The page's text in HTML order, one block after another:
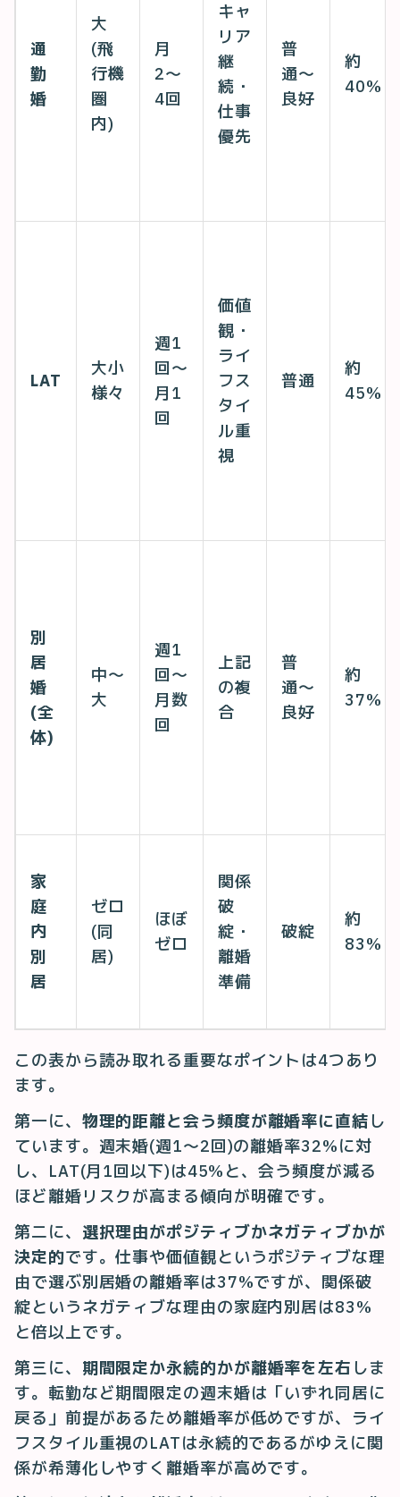
通
勤
婚
大
(飛
行機
圏
内)
月
2〜
4回
キャ
リア
継
続・
仕事
優先
普
通〜
良好
約
40%
LAT
大小
様々
週1
回〜
月1
回
価値
観・
ライ
フス
タイ
ル重
視
普通
約
45%
別
居
婚
(全
体)
中〜
大
週1
回〜
月数
回
上記
の複
合
普
通〜
良好
約
37%
家
庭
内
別
居
ゼロ
(同
居)
ほぼ
ゼロ
関係
破
綻・
離婚
準備
破綻
約
83%
この表から読み取れる重要なポイントは4つあり
ます。
第一に、 物理的距離と会う頻度が離婚率に直結 し
ています。週末婚(週1〜2回)の離婚率32%に対
し、LAT(月1回以下)は45%と、会う頻度が減る
ほど離婚リスクが高まる傾向が明確です。
第二に、 選択理由がポジティブかネガティブかが
決定的です。仕事や価値観というポジティブな理
由で選ぶ別居婚の離婚率は37%ですが、関係破
綻というネガティブな理由の家庭内別居は83%
と倍以上です。
第三に、 期間限定か永続的かが離婚率を左右 しま
す。転勤など期間限定の週末婚は「いずれ同居に
戻る」前提があるため離婚率が低めですが、ライ
フスタイル重視のLATは永続的であるがゆえに関
係が希薄化しやすく離婚率が高めです。